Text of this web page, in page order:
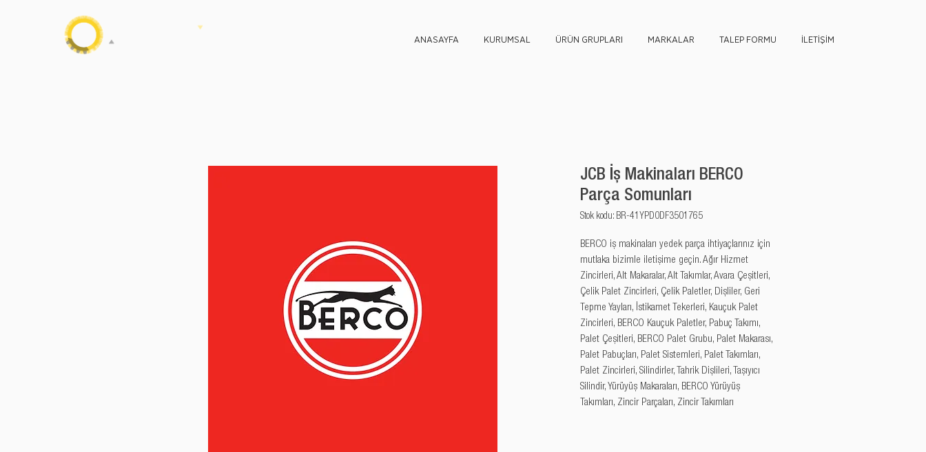
ANASAYFA KURUMSAL ÜRÜN GRUPLARI MARKALAR TALEP FORMU İLETİŞİM
JCB İş Makinaları BERCO
Parça Somunları
Stok kodu: BR-41YPD0DF3501765
BERCO iş makinaları yedek parça ihtiyaçlarınız için
mutlaka bizimle iletişime geçin. Ağır Hizmet
Zincirleri, Alt Makaralar, Alt Takımlar, Avara Çeşitleri,
Çelik Palet Zincirleri, Çelik Paletler, Dişliler, Geri
Tepme Yayları, İstikamet Tekerleri, Kauçuk Palet
Zincirleri, BERCO Kauçuk Paletler, Pabuç Takımı,
Palet Çeşitleri, BERCO Palet Grubu, Palet Makarası,
Palet Pabuçları, Palet Sistemleri, Palet Takımları,
Palet Zincirleri, Silindirler, Tahrik Dişlileri, Taşıyıcı
Silindir, Yürüyüş Makaraları, BERCO Yürüyüş
Takımları, Zincir Parçaları, Zincir Takımları